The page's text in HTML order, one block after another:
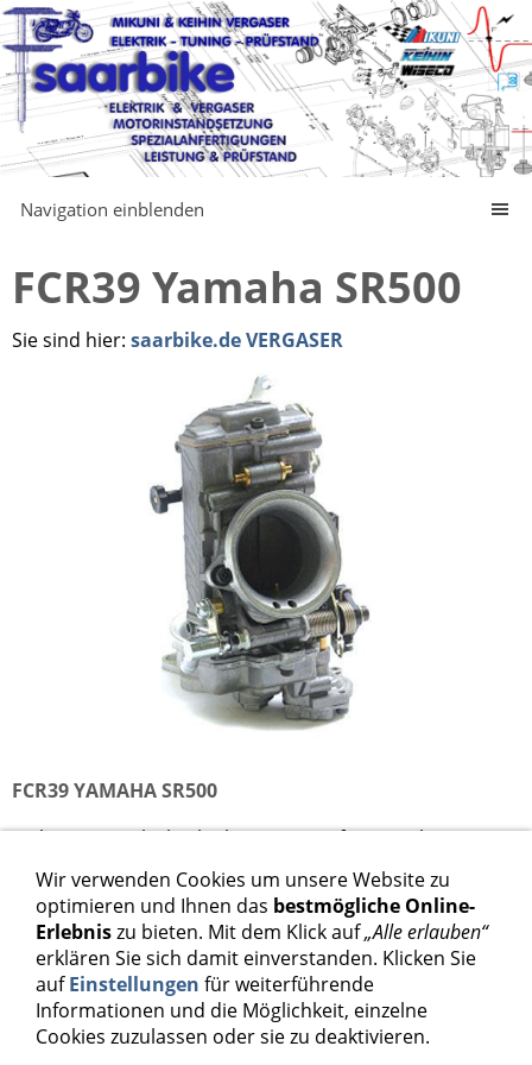
Navigation einblenden
FCR39 Yamaha SR500
Sie sind hier: saarbike.de VERGASER
FCR39 YAMAHA SR500
Keihin FCR39 Flachschiebervergaser für Yamaha SR500
698,00 €
Inkl. 19 % USt. zzgl.Versand
In den Warenkorb
Wir verwenden Cookies um unsere Website zu
optimieren und Ihnen das bestmögliche Online-
Erlebniszu bieten. Mit dem Klick auf„Alle erlauben“
erklären Sie sich damit einverstanden. Klicken Sie
aufEinstellungen für weiterführende
Informationen und die Möglichkeit, einzelne
Cookies zuzulassen oder sie zu deaktivieren.